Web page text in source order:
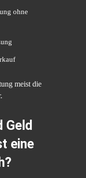
ohne
meist die
Geld
eine